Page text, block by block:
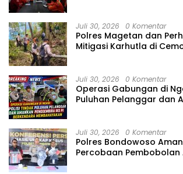
Juli 30, 2026 0 Komentar
Polres Magetan dan
Mitigasi Karhutla di
Juli 30, 2026 0 Komentar
Operasi Gabungan di
Puluhan Pelanggar dan
Juli 30, 2026 0 Komentar
Polres Bondowoso
Percobaan Pembobolan